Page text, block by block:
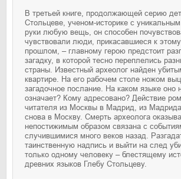
В третьей книге, продолжающей серию
Стольцеве, ученом-историке с
руки любую вещь, он способен
чувствовали люди, прикасавшиеся к
прошлом, – главному герою предстоит
загадку, в которой тесно переплелись
страны. Известный археолог найден
квартире. На его рабочем столе ножом
загадочное послание. На каком языке оно
означает? Кому адресовано? Действие
читателя из Москвы в Мадрид, из
снова в Москву. Смерть археолога
непостижимым образом связана с
случившимися много веков назад.
таинственную надпись и выйти на след
только одному человеку – блестящему
древних языков Глебу Стольцеву.